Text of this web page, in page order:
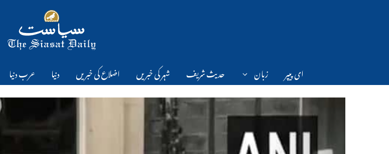
ای پیپر زبان حدیث شریف شہر کی خبریں اضلاع کی خبریں دنیا عرب دنیا